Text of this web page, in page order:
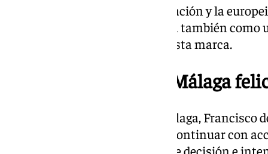
juvenil y a fomentar la participación y la
futuro. De fondo se vislumbraba también
fondos y eventos propios bajo esta marca.
El Ayuntamiento de Málaga
Según ha dicho el alcalde de Málaga, Francisco
jueves el objetivo es el mismo: continuar con